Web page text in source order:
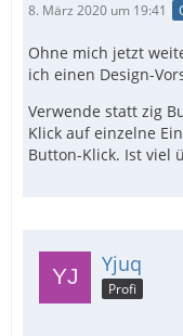
8. März 2020 um 19:41
Ohne mich jetzt
ich einen Design-
Verwende statt zig
Klick auf einzelne
Button-Klick. Ist viel
Yjuq
Profi